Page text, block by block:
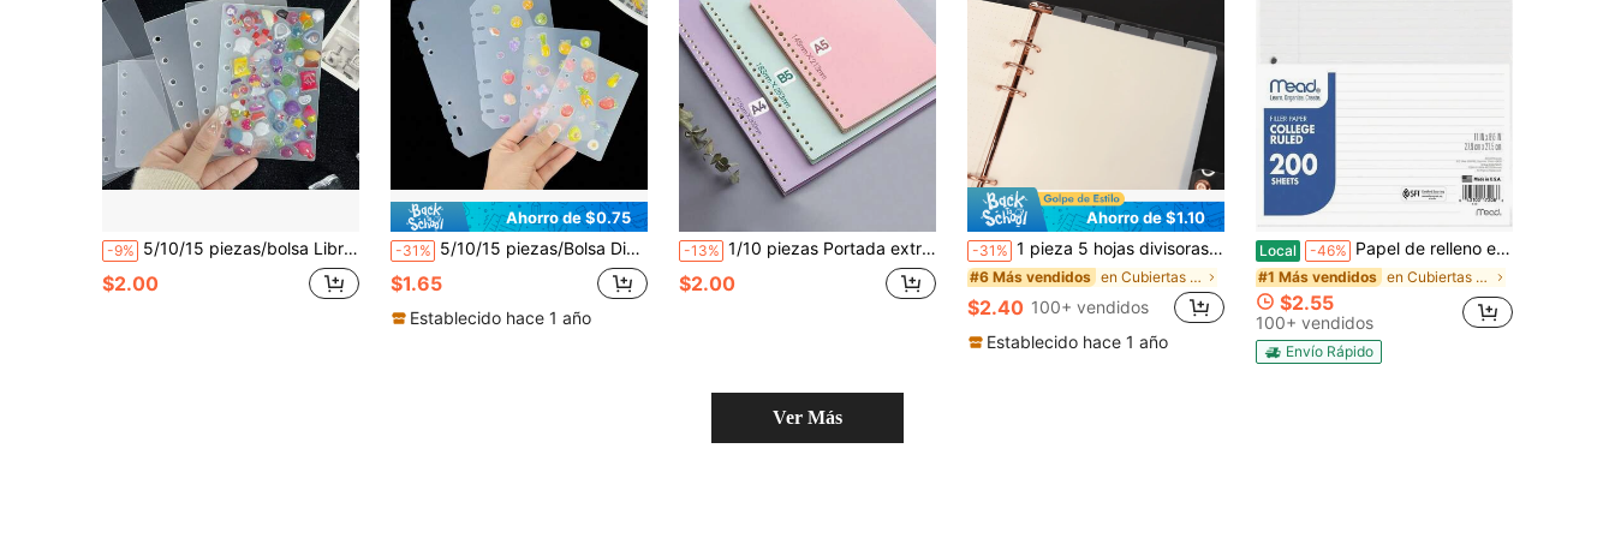
-9% 5/10/15 piezas/bolsa Libro de pegatinas sueltas A6/A7/M5, Libro de pegatinas duro suelto, Pegatinas de cartón con relieve 3D, Producción de libros de pegatinas, Regalos de Navidad y Año Nuevo, Libro de pegatinas duro suelto grueso, Tablero de partición de libro suelto, Hoja de PP, Adecuado para libros de pegatinas, cuadernos, libros de planificación presupuestaria, collages, pegatinas de burbujas de cristal, útiles escolares, útiles para estudiantes, útiles de oficina, etc.
$2.00
Ahorro de $0.75
-31% 5/10/15 piezas/Bolsa Divisores de hojas sueltas A5/A6/A7/M5, Hojas divisoras translúcidas mate, Divisores asimétricos anti-atasco, Páginas adhesivas con almohadilla de pegatinas, Divisores de carpeta de hojas sueltas, Divisores de hojas sueltas de material PP grueso, Páginas de repuesto de hojas sueltas, Cuaderno de pegatinas portátil, Adecuado para almacenamiento de pegatinas, Planificador DIY, Cuadernos, Álbumes de recortes, Planificadores de viaje/presupuesto, Suministros escolares, Suministros de oficina, Etc.
$1.65
Establecido hace 1 año
-13% 1/10 piezas Portada extraíble para hojas sueltas A4/B5/A5 (sin anillos para hojas sueltas, sin páginas interiores), Portada para carpeta de hojas sueltas sin rayones, unicolor minimalista, varios colores disponibles
$2.00
Ahorro de $1.10
-31% 1 pieza 5 hojas divisoras A5 (transparente, negro, blanco) con etiquetas, para carpeta de anillas A5 de plástico, hojas divisoras A5 traslúcidas para planificador, planificador de presupuesto, accesorios para planificador, material de PVC, conveniente para organizar, ver y registrar la planificación personal, de vuelta a la escuela, útiles escolares
#6 Más vendidos en Cubiertas de hojas sueltas
$2.40 100+ vendidos
Establecido hace 1 año
Local -46% Papel de relleno económico Mead, rayado universitario, 11 X 8-1/2, 200 hojas
#1 Más vendidos en Cubiertas de hojas sueltas
$2.55
100+ vendidos
Envío Rápido
Ver Más